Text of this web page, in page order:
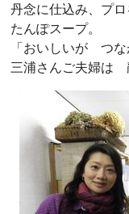
丹念に仕込み、プ
たんぽスープ。
「おいしいが つ
三浦さんご夫婦は